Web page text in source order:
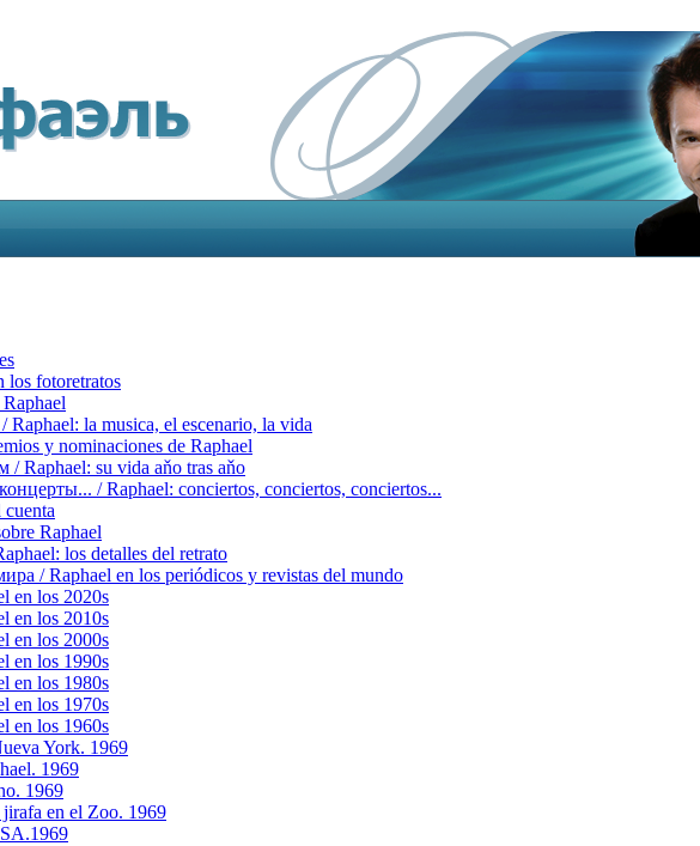
los fotoretratos
la musica, el escenario, la vida
y nominaciones de Raphael
/ Raphael: su vida aňo tras aňo
/ Raphael: conciertos, сonciertos, сonciertos...
cuenta
Raphael
los detalles del retrato
/ Raphael en los periódicos y revistas del mundo
en los 2020s
en los 2010s
en los 2000s
en los 1990s
en los 1980s
en los 1970s
en los 1960s
York. 1969
1969
1969
jirafa en el Zoo. 1969